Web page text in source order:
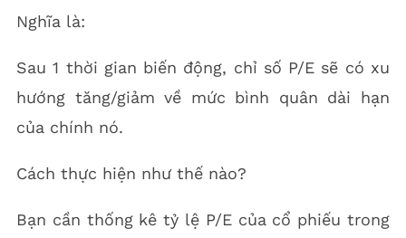
Nghĩa là:
Sau 1 thời gian biến động, chỉ số P/E sẽ có xu
hướng tăng/giảm về mức bình quân dài hạn
của chính nó.
Cách thực hiện như thế nào?
Bạn cần thống kê tỷ lệ P/E của cổ phiếu trong